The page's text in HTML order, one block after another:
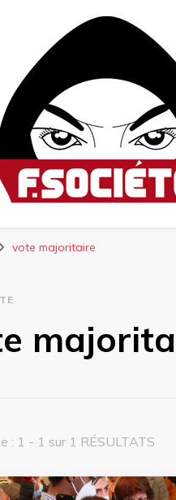
vote majoritaire
: 1 - 1 sur 1 RÉSULTATS